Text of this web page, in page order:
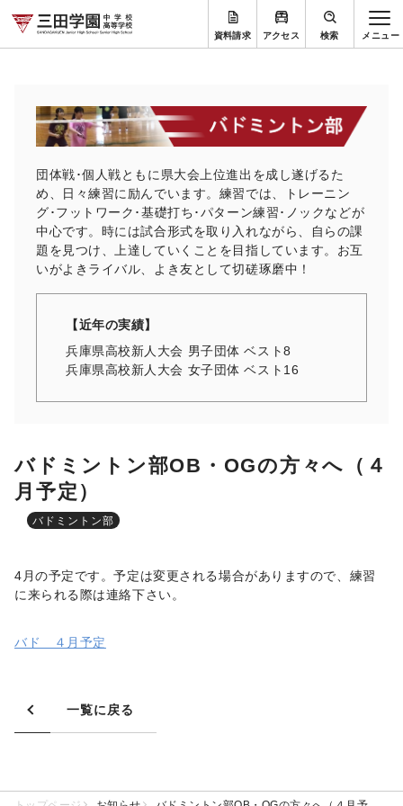
資料請求 アクセス 検索
団体戦･個人戦ともに県大会上位進出を成し遂げるた
め、日々練習に励んでいます。練習では、トレーニン
グ･フットワーク･基礎打ち･パターン練習･ノックなどが
中心です。時には試合形式を取り入れながら、自らの課
題を見つけ、上達していくことを目指しています。お互
いがよきライバル、よき友として切磋琢磨中！
【近年の実績】
兵庫県高校新人大会 男子団体 ベスト8
兵庫県高校新人大会 女子団体 ベスト16
バドミントン部OB・OGの方々へ（４
月予定）
バドミントン部
4月の予定です。予定は変更される場合がありますので、練習
に来られる際は連絡下さい。
バド ４月予定
一覧に戻る